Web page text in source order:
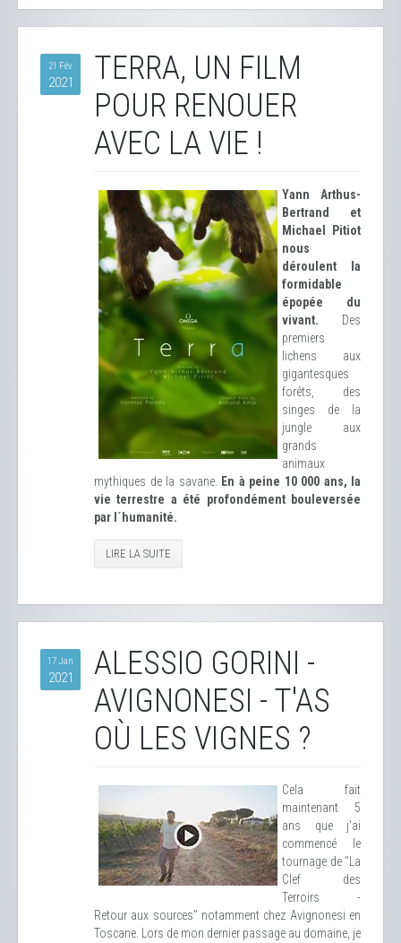
21 Fév
2021
TERRA, UN FILM
POUR RENOUER
AVEC LA VIE !
Yann Arthus-
Bertrand et
Michael Pitiot
nous
déroulent la
formidable
épopée du
vivant. Des
premiers
lichens aux
gigantesques
forêts, des
singes de la
jungle aux
grands
animaux
mythiques de la savane.
En à peine 10 000 ans, la
vie terrestre a été profondément bouleversée
par l´humanité.
LIRE LA SUITE
17 Jan
2021
ALESSIO GORINI -
AVIGNONESI - T'AS
OÙ LES VIGNES ?
Cela fait
maintenant 5
ans que j'ai
commencé le
tournage de "La
Clef des
Terroirs -
Retour aux sources" notamment chez Avignonesi en
Toscane. Lors de mon dernier passage au domaine, je